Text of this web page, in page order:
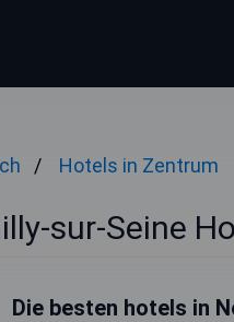
Hotels in Zentrum
sur-Seine
Die besten hotels in